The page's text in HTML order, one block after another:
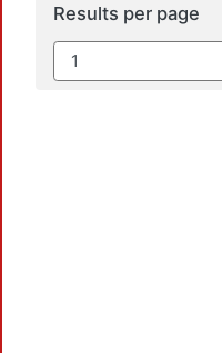
Results per page